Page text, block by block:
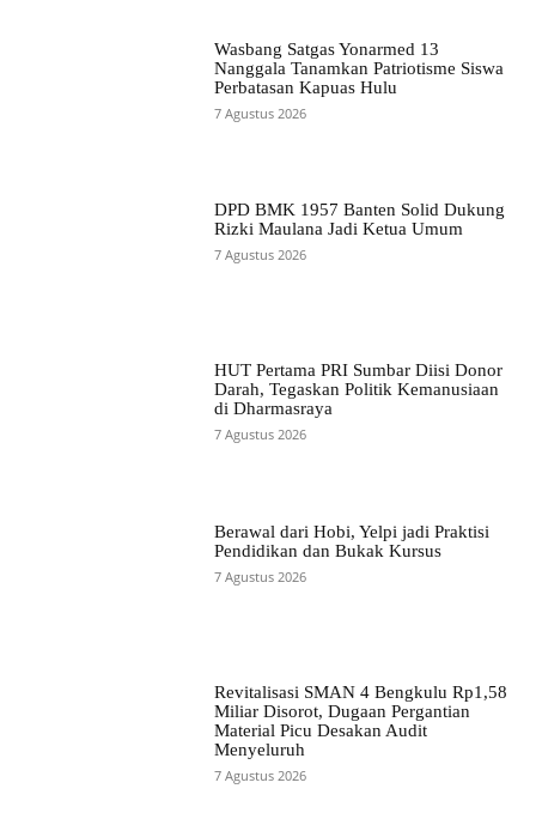
Wasbang Satgas Yonarmed 13
Nanggala Tanamkan Patriotisme Siswa
Perbatasan Kapuas Hulu
7 Agustus 2026
DPD BMK 1957 Banten Solid Dukung
Rizki Maulana Jadi Ketua Umum
7 Agustus 2026
HUT Pertama PRI Sumbar Diisi Donor
Darah, Tegaskan Politik Kemanusiaan
di Dharmasraya
7 Agustus 2026
Berawal dari Hobi, Yelpi jadi Praktisi
Pendidikan dan Bukak Kursus
7 Agustus 2026
Revitalisasi SMAN 4 Bengkulu Rp1,58
Miliar Disorot, Dugaan Pergantian
Material Picu Desakan Audit
Menyeluruh
7 Agustus 2026